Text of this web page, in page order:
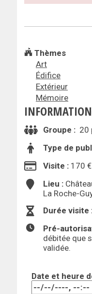
Thèmes
Art
Édifice
Extérieur
Mémoire
Groupe : 20
Type de
Visite : 170
Lieu :
La Roche-
Durée visite
Pré-
débitée que
validée.
Date et heure